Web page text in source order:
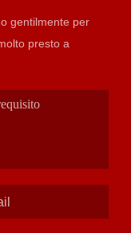
gentilmente per
presto a